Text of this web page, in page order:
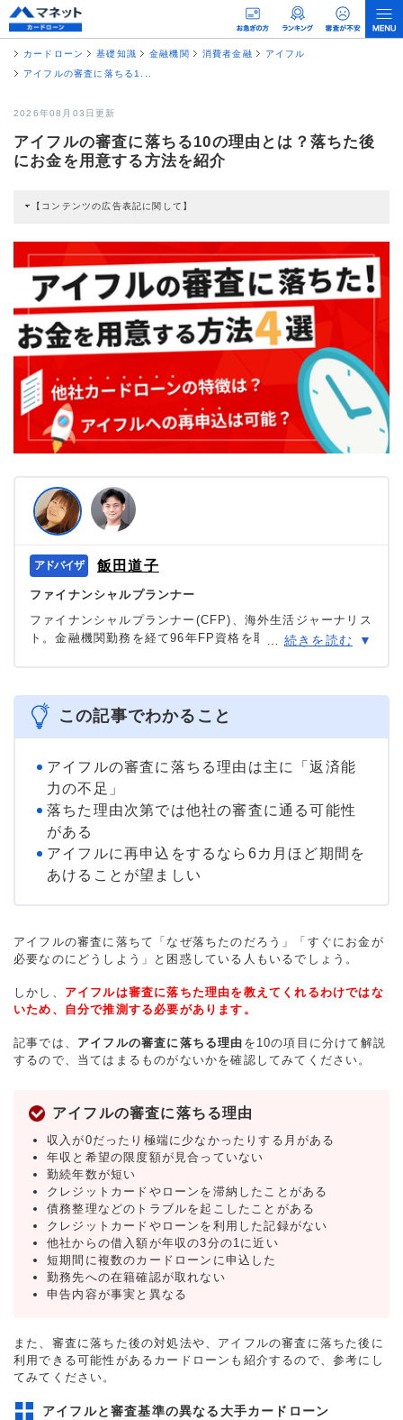
カードローン 基礎知識 金融機関 消費者金融
アイフル
アイフルの審査に落ちる1...
2026年08月03日更新
アイフルの審査に落ちる10の理由とは？落ちた後
にお金を用意する方法を紹介
【コンテンツの広告表記に関して】
だし、特定の商品を根拠なくPRするものではなく、当編集部の調査／ユーザー
への口コミ収集などに基づき、公平性を担保した情報提供を行っています。
>提携企業一覧
飯田道子
ファイナンシャルプランナー
ファイナンシャルプランナー(CFP)、海外生活ジャーナリス
ト。金融機関勤務を経て96年FP資格を取得。現在は、FPと
応しており、特にカナダや韓国への移住や金融・保険情報
に関して多数の相談を受けている実績がある。
＞＞公式ページ
続きを読む
この記事でわかること
アイフルの審査に落ちる理由は主に「返済能
力の不足」
落ちた理由次第では他社の審査に通る可能性
がある
アイフルに再申込をするなら6カ月ほど期間を
あけることが望ましい
アイフルの審査に落ちて「なぜ落ちたのだろう」「すぐにお金が
必要なのにどうしよう」と困惑している人もいるでしょう。
しかし、 アイフルは審査に落ちた理由を教えてくれるわけではな
いため、自分で推測する必要があります。
記事では、 アイフルの審査に落ちる理由 を10の項目に分けて解説
するので、当てはまるものがないかを確認してみてください。
アイフルの審査に落ちる理由
収入が0だったり極端に少なかったりする月がある
年収と希望の限度額が見合っていない
勤続年数が短い
クレジットカードやローンを滞納したことがある
債務整理などのトラブルを起こしたことがある
クレジットカードやローンを利用した記録がない
他社からの借入額が年収の3分の1に近い
短期間に複数のカードローンに申込した
勤務先への在籍確認が取れない
申告内容が事実と異なる
また、審査に落ちた後の対処法や、アイフルの審査に落ちた後に
利用できる可能性があるカードローンも紹介するので、参考にし
てみてください。
アイフルと審査基準の異なる大手カードローン